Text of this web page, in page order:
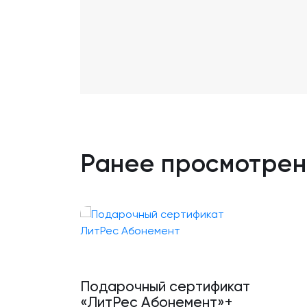
Ранее
Подарочный сертификат
«ЛитРес Абонемент»+